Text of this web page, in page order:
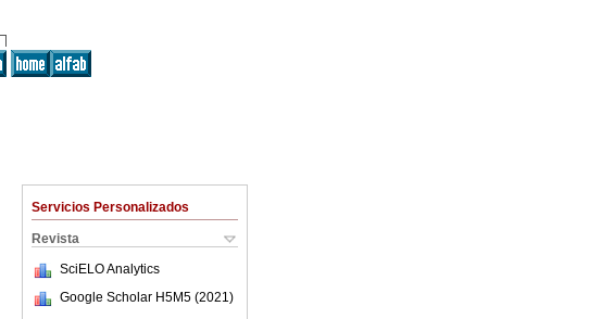
Servicios Personalizados
Revista
SciELO Analytics
Google Scholar H5M5 (2021 )